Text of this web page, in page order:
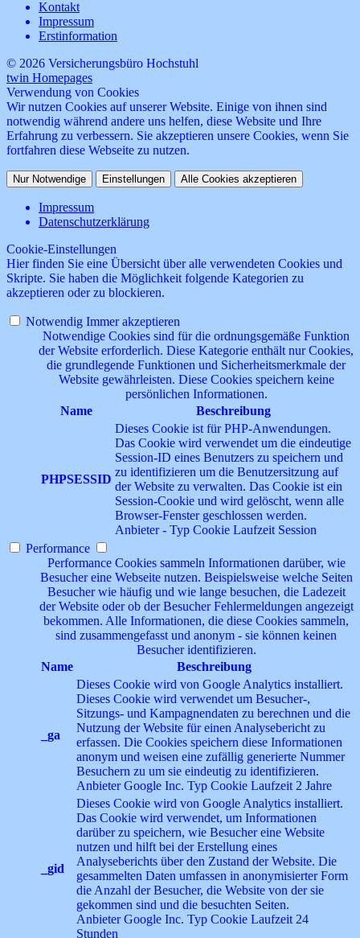
Kontakt
Impressum
Erstinformation
© 2026 Versicherungsbüro Hochstuhl
twin Homepages
Verwendung von Cookies
Wir nutzen Cookies auf unserer Website. Einige von ihnen sind
notwendig während andere uns helfen, diese Website und Ihre
Erfahrung zu verbessern. Sie akzeptieren unsere Cookies, wenn Sie
fortfahren diese Webseite zu nutzen.
Nur Notwendige Einstellungen Alle Cookies akzeptieren
Impressum
Datenschutzerklärung
Cookie-Einstellungen
Hier finden Sie eine Übersicht über alle verwendeten Cookies und
Skripte. Sie haben die Möglichkeit folgende Kategorien zu
akzeptieren oder zu blockieren.
Notwendig Immer akzeptieren
Notwendige Cookies sind für die ordnungsgemäße Funktion
der Website erforderlich. Diese Kategorie enthält nur Cookies,
die grundlegende Funktionen und Sicherheitsmerkmale der
Website gewährleisten. Diese Cookies speichern keine
persönlichen Informationen.
Name
Beschreibung
PHPSESSID
Dieses Cookie ist für PHP-Anwendungen.
Das Cookie wird verwendet um die eindeutige
Session-ID eines Benutzers zu speichern und
zu identifizieren um die Benutzersitzung auf
der Website zu verwalten. Das Cookie ist ein
Session-Cookie und wird gelöscht, wenn alle
Browser-Fenster geschlossen werden.
Anbieter - Typ Cookie Laufzeit Session
Performance
Performance Cookies sammeln Informationen darüber, wie
Besucher eine Webseite nutzen. Beispielsweise welche Seiten
Besucher wie häufig und wie lange besuchen, die Ladezeit
der Website oder ob der Besucher Fehlermeldungen angezeigt
bekommen. Alle Informationen, die diese Cookies sammeln,
sind zusammengefasst und anonym - sie können keinen
Besucher identifizieren.
Name
Beschreibung
_ga
Dieses Cookie wird von Google Analytics installiert.
Dieses Cookie wird verwendet um Besucher-,
Sitzungs- und Kampagnendaten zu berechnen und die
Nutzung der Website für einen Analysebericht zu
erfassen. Die Cookies speichern diese Informationen
anonym und weisen eine zufällig generierte Nummer
Besuchern zu um sie eindeutig zu identifizieren.
Anbieter Google Inc. Typ Cookie Laufzeit 2 Jahre
_gid
Dieses Cookie wird von Google Analytics installiert.
Das Cookie wird verwendet, um Informationen
darüber zu speichern, wie Besucher eine Website
nutzen und hilft bei der Erstellung eines
Analyseberichts über den Zustand der Website. Die
gesammelten Daten umfassen in anonymisierter Form
die Anzahl der Besucher, die Website von der sie
gekommen sind und die besuchten Seiten.
Anbieter Google Inc. Typ Cookie Laufzeit 24
Stunden